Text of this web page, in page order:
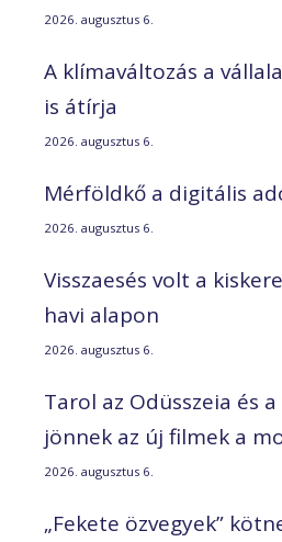
2026. augusztus 6.
A klímaváltozás a
is átírja
2026. augusztus 6.
Mérföldkő a digitális
2026. augusztus 6.
Visszaesés volt a
havi alapon
2026. augusztus 6.
Tarol az Odüsszeia és
jönnek az új filmek a
2026. augusztus 6.
„Fekete özvegyek”